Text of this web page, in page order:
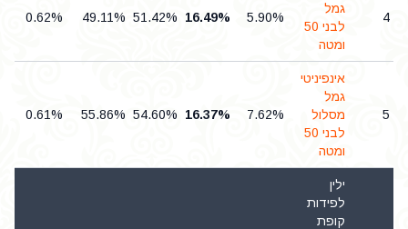
4
גמל
לבני 50
ומטה
5.90%
16.49%
51.42%
49.11%
0.62%
5
אינפיניטי
גמל
מסלול
לבני 50
ומטה
7.62%
16.37%
54.60%
55.86%
0.61%
ילין
לפידות
קופת